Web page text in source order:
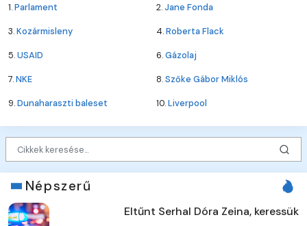
1.Parlament 2.Jane Fonda
3.Kozármisleny 4.Roberta Flack
5.USAID 6.Gázolaj
7.NKE 8.Szőke Gábor Miklós
9.Dunaharaszti baleset 10.Liverpool
Népszerű
Eltűnt Serhal Dóra Zeina, keressük